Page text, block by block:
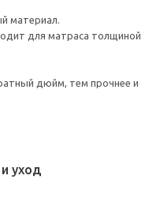
материал.
для матраса толщиной
дюйм, тем прочнее и
уход